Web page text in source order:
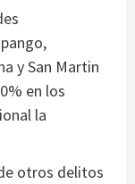
y San Martin
en los
la
otros delitos